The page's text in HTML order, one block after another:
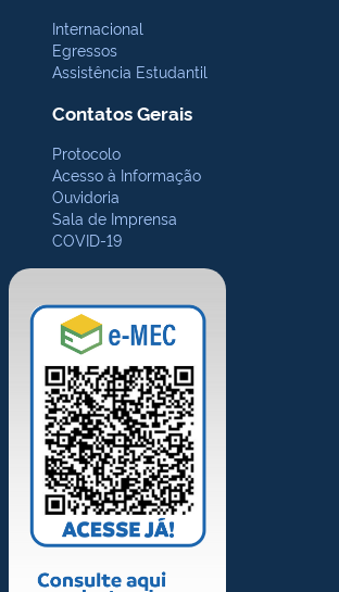
Internacional
Egressos
Assistência Estudantil
Contatos Gerais
Protocolo
Acesso à Informação
Ouvidoria
Sala de Imprensa
COVID-19